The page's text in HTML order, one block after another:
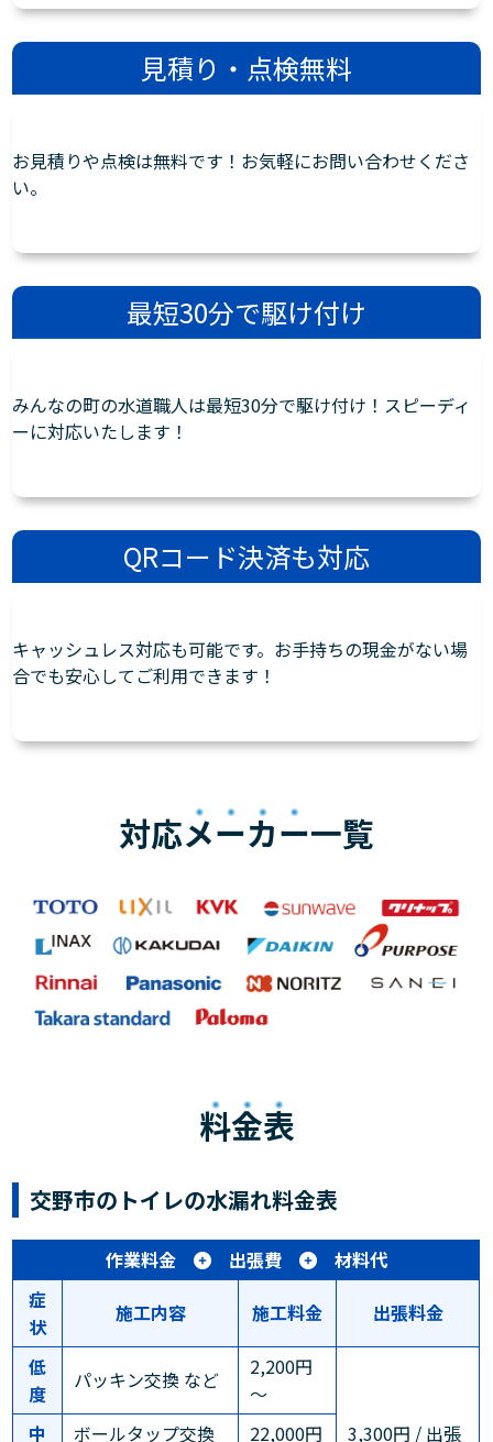
見積り・点検無料
お見積りや点検は無料です！お気軽にお問い合わせくださ
い。
最短30分で駆け付け
みんなの町の水道職人は最短30分で駆け付け！スピーディ
ーに対応いたします！
QRコード決済も対応
キャッシュレス対応も可能です。お手持ちの現金がない場
合でも安心してご利用できます！
対応メーカー一覧
料金表
交野市のトイレの水漏れ料金表
作業料金 出張費
材料代
症
状
施工内容 施工料金 出張料金
低
度
パッキン交換 など
2,200円
～
3,300円 / 出張
中
ボールタップ交換
22,000円